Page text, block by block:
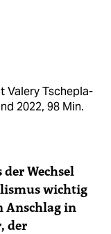
Valery Tschepla­
2022, 98 Min.
Wechsel
wichtig
Anschlag in
der